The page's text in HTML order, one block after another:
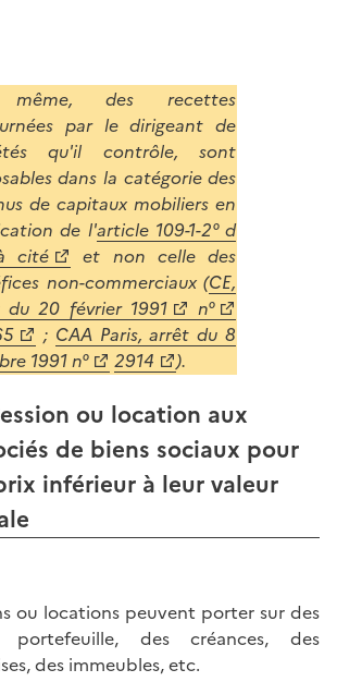
des recettes
par le dirigeant de
qu'il contrôle, sont
dans la catégorie des
de capitaux mobiliers en
de l'article 109-1-2° d
cité
et non celle des
non-commerciaux (CE,
du 20 février 1991
n°
; CAA Paris, arrêt du 8
1991 n°
2914 ).
ou location aux
de biens sociaux pour
inférieur à leur valeur
ou locations peuvent porter sur des
des créances, des
des immeubles, etc.